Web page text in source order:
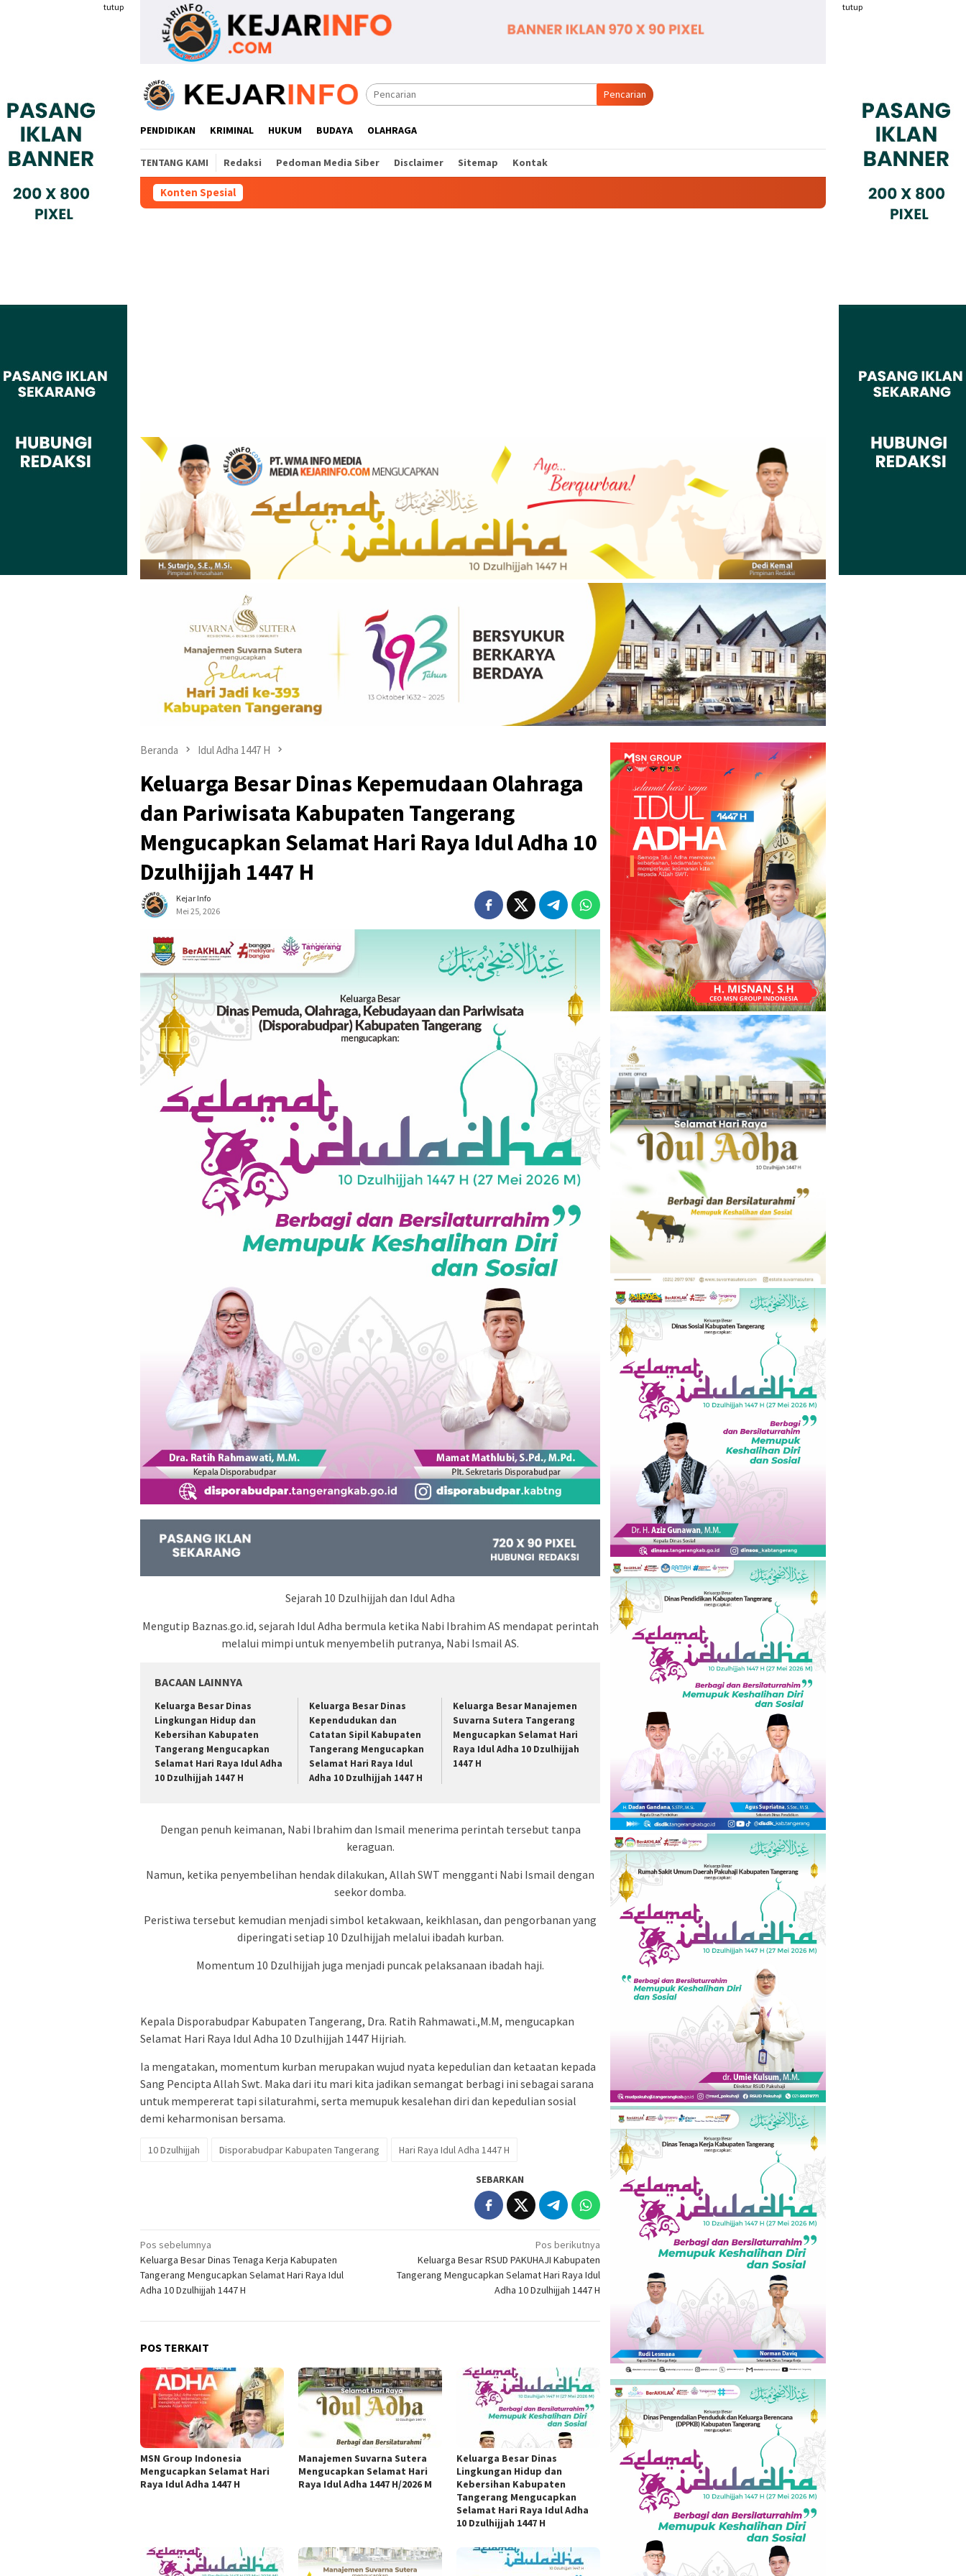
tutup tutup
Pencarian
PENDIDIKAN KRIMINAL HUKUM BUDAYA OLAHRAGA
TENTANG KAMI Redaksi Pedoman Media Siber Disclaimer Sitemap Kontak
Konten Spesial Mencuatnya Dugaan Nepotisme Desa
Beranda Idul Adha 1447 H
Keluarga Besar Dinas Kepemudaan Olahraga
dan Pariwisata Kabupaten Tangerang
Mengucapkan Selamat Hari Raya Idul Adha 10
Dzulhijjah 1447 H
Kejar Info
Mei 25, 2026
Sejarah 10 Dzulhijjah dan Idul Adha
Mengutip Baznas.go.id, sejarah Idul Adha bermula ketika Nabi Ibrahim AS mendapat perintah
melalui mimpi untuk menyembelih putranya, Nabi Ismail AS.
BACAAN LAINNYA
Keluarga Besar Dinas
Lingkungan Hidup dan
Kebersihan Kabupaten
Tangerang Mengucapkan
Selamat Hari Raya Idul Adha
10 Dzulhijjah 1447 H
Keluarga Besar Dinas
Kependudukan dan
Catatan Sipil Kabupaten
Tangerang Mengucapkan
Selamat Hari Raya Idul
Adha 10 Dzulhijjah 1447 H
Keluarga Besar Manajemen
Suvarna Sutera Tangerang
Mengucapkan Selamat Hari
Raya Idul Adha 10 Dzulhijjah
1447 H
Dengan penuh keimanan, Nabi Ibrahim dan Ismail menerima perintah tersebut tanpa
keraguan.
Namun, ketika penyembelihan hendak dilakukan, Allah SWT mengganti Nabi Ismail dengan
seekor domba.
Peristiwa tersebut kemudian menjadi simbol ketakwaan, keikhlasan, dan pengorbanan yang
diperingati setiap 10 Dzulhijjah melalui ibadah kurban.
Momentum 10 Dzulhijjah juga menjadi puncak pelaksanaan ibadah haji.
Kepala Disporabudpar Kabupaten Tangerang, Dra. Ratih Rahmawati.,M.M, mengucapkan
Selamat Hari Raya Idul Adha 10 Dzulhijjah 1447 Hijriah.
Ia mengatakan, momentum kurban merupakan wujud nyata kepedulian dan ketaatan kepada
Sang Pencipta Allah Swt. Maka dari itu mari kita jadikan semangat berbagi ini sebagai sarana
untuk mempererat tapi silaturahmi, serta memupuk kesalehan diri dan kepedulian sosial
demi keharmonisan bersama.
10 Dzulhijjah Disporabudpar Kabupaten Tangerang Hari Raya Idul Adha 1447 H
SEBARKAN
Navigasi
pos
Pos sebelumnya
Keluarga Besar Dinas Tenaga Kerja Kabupaten
Tangerang Mengucapkan Selamat Hari Raya Idul
Adha 10 Dzulhijjah 1447 H
Pos berikutnya
Keluarga Besar RSUD PAKUHAJI Kabupaten
Tangerang Mengucapkan Selamat Hari Raya Idul
Adha 10 Dzulhijjah 1447 H
POS TERKAIT
MSN Group Indonesia
Mengucapkan Selamat Hari
Raya Idul Adha 1447 H
Manajemen Suvarna Sutera
Mengucapkan Selamat Hari
Raya Idul Adha 1447 H/2026 M
Keluarga Besar Dinas
Lingkungan Hidup dan
Kebersihan Kabupaten
Tangerang Mengucapkan
Selamat Hari Raya Idul Adha
10 Dzulhijjah 1447 H